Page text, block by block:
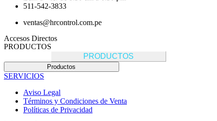
511-542-3833
ventas@hrcontrol.com.pe
Accesos Directos
PRODUCTOS
PRODUCTOS
Productos
SERVICIOS
Aviso Legal
Términos y Condiciones de Venta
Políticas de Privacidad